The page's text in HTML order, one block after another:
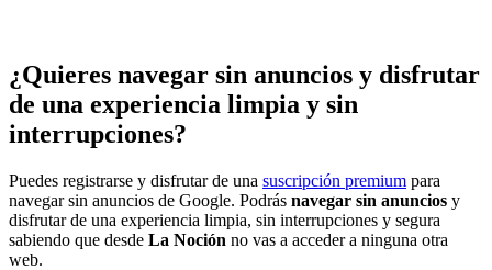
¿Quieres navegar sin anuncios y disfrutar
de una experiencia limpia y sin
interrupciones?
Puedes registrarse y disfrutar de una suscripción premium para
navegar sin anuncios de Google. Podrás navegar sin anuncios y
disfrutar de una experiencia limpia, sin interrupciones y segura
sabiendo que desde La Noción no vas a acceder a ninguna otra
web.